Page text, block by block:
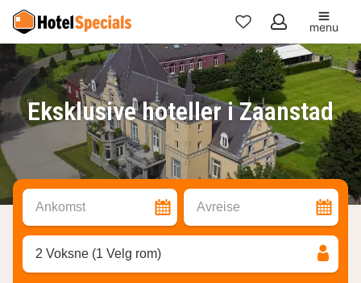
Mine
favoritter
menu
Eksklusive hoteller i Zaanstad
Ankomst Avreise
2 Voksne (1 Velg rom)